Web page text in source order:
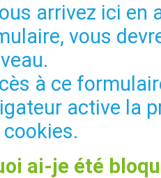
arrivez ici en
vous
à ce
active la
ai-je été